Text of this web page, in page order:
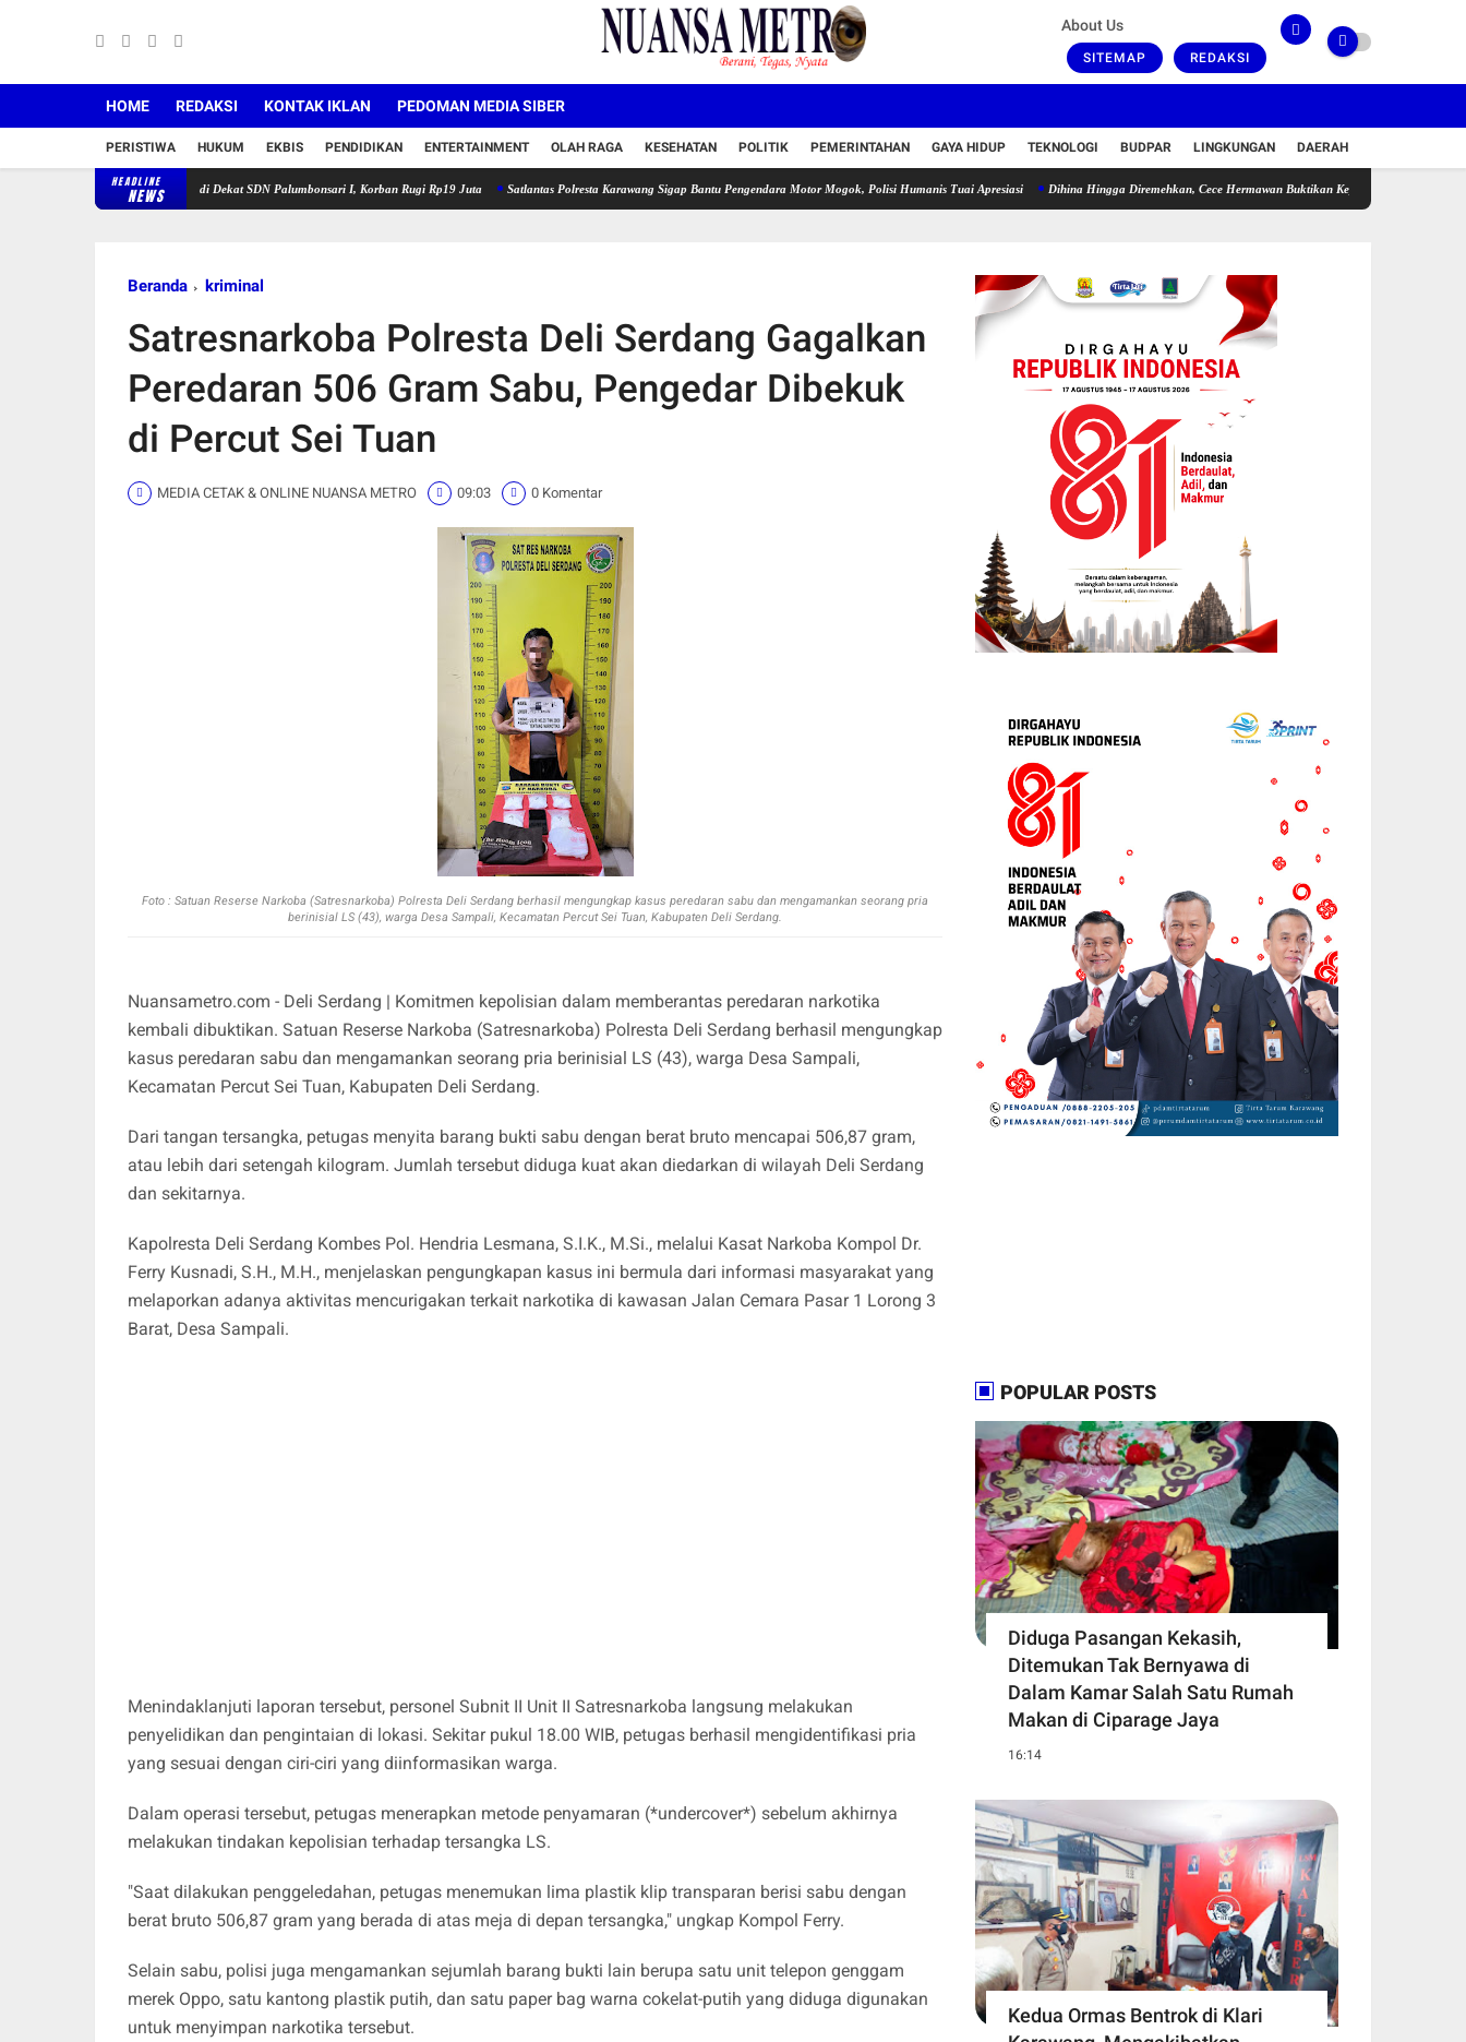
About Us
SITEMAP REDAKSI
HOME REDAKSI KONTAK IKLAN PEDOMAN MEDIA SIBER
PERISTIWA HUKUM EKBIS PENDIDIKAN ENTERTAINMENT OLAH RAGA KESEHATAN POLITIK PEMERINTAHAN GAYA HIDUP TEKNOLOGI BUDPAR LINGKUNGAN DAERAH
HEADLINE
NEWS
Buru Pelaku Curanmor di Dekat SDN Palumbonsari I, Korban Rugi Rp19 Juta Satlantas Polresta Karawang Sigap Bantu Pengendara Motor Mogok, Polisi Humanis Tuai Apresiasi Dihina Hingga Diremehkan, Cece Hermawan Buktikan Kepemimpinan Humanis Bangun
Beranda kriminal
Satresnarkoba Polresta Deli Serdang Gagalkan
Peredaran 506 Gram Sabu, Pengedar Dibekuk
di Percut Sei Tuan
MEDIA CETAK & ONLINE NUANSA METRO 09:03 0 Komentar
Foto : Satuan Reserse Narkoba (Satresnarkoba) Polresta Deli Serdang berhasil mengungkap kasus peredaran sabu dan mengamankan seorang pria
berinisial LS (43), warga Desa Sampali, Kecamatan Percut Sei Tuan, Kabupaten Deli Serdang.
Nuansametro.com - Deli Serdang | Komitmen kepolisian dalam memberantas peredaran narkotika
kembali dibuktikan. Satuan Reserse Narkoba (Satresnarkoba) Polresta Deli Serdang berhasil mengungkap
kasus peredaran sabu dan mengamankan seorang pria berinisial LS (43), warga Desa Sampali,
Kecamatan Percut Sei Tuan, Kabupaten Deli Serdang.
Dari tangan tersangka, petugas menyita barang bukti sabu dengan berat bruto mencapai 506,87 gram,
atau lebih dari setengah kilogram. Jumlah tersebut diduga kuat akan diedarkan di wilayah Deli Serdang
dan sekitarnya.
Kapolresta Deli Serdang Kombes Pol. Hendria Lesmana, S.I.K., M.Si., melalui Kasat Narkoba Kompol Dr.
Ferry Kusnadi, S.H., M.H., menjelaskan pengungkapan kasus ini bermula dari informasi masyarakat yang
melaporkan adanya aktivitas mencurigakan terkait narkotika di kawasan Jalan Cemara Pasar 1 Lorong 3
Barat, Desa Sampali.
Menindaklanjuti laporan tersebut, personel Subnit II Unit II Satresnarkoba langsung melakukan
penyelidikan dan pengintaian di lokasi. Sekitar pukul 18.00 WIB, petugas berhasil mengidentifikasi pria
yang sesuai dengan ciri-ciri yang diinformasikan warga.
Dalam operasi tersebut, petugas menerapkan metode penyamaran (*undercover*) sebelum akhirnya
melakukan tindakan kepolisian terhadap tersangka LS.
"Saat dilakukan penggeledahan, petugas menemukan lima plastik klip transparan berisi sabu dengan
berat bruto 506,87 gram yang berada di atas meja di depan tersangka," ungkap Kompol Ferry.
Selain sabu, polisi juga mengamankan sejumlah barang bukti lain berupa satu unit telepon genggam
merek Oppo, satu kantong plastik putih, dan satu paper bag warna cokelat-putih yang diduga digunakan
untuk menyimpan narkotika tersebut.
POPULAR POSTS
Diduga Pasangan Kekasih,
Ditemukan Tak Bernyawa di
Dalam Kamar Salah Satu Rumah
Makan di Ciparage Jaya
16:14
Kedua Ormas Bentrok di Klari